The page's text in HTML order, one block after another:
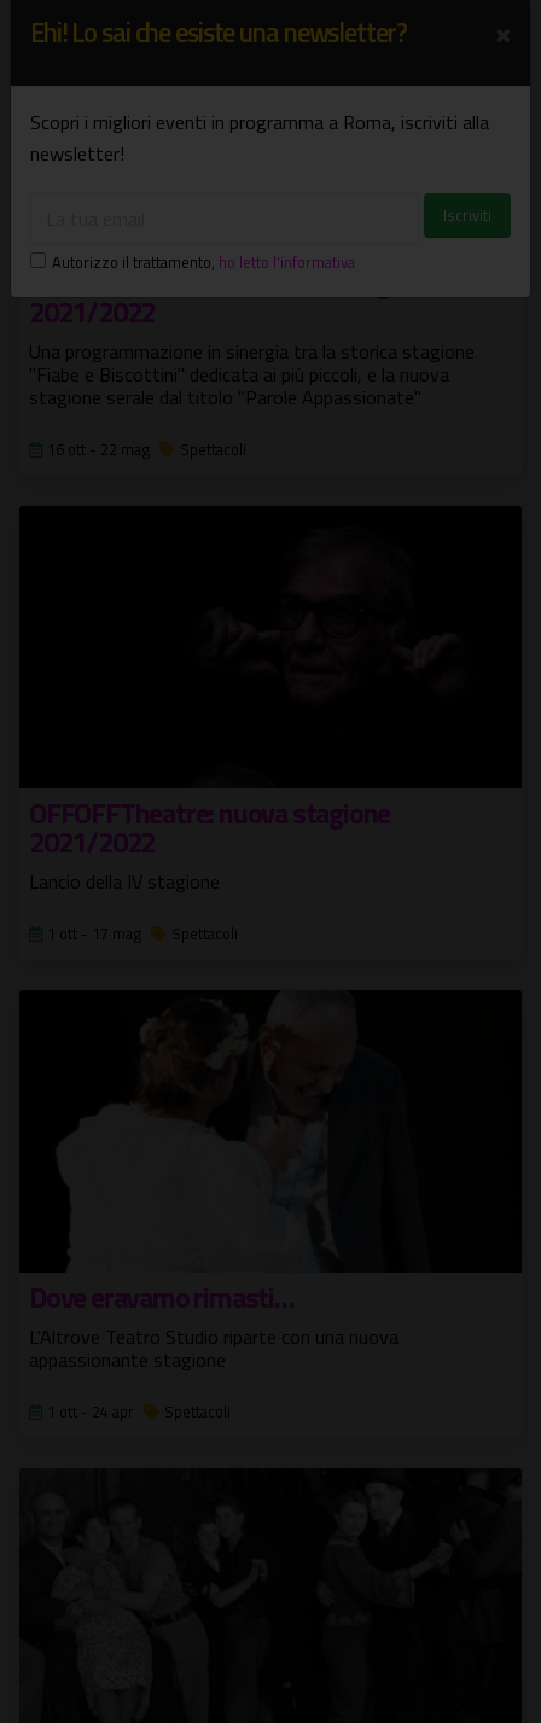
Teatro le Maschere: al via la stagione
2021/2022
Una programmazione in sinergia tra la storica stagione
"Fiabe e Biscottini" dedicata ai più piccoli, e la nuova
stagione serale dal titolo "Parole Appassionate"
16 ott - 22 mag Spettacoli
OFFOFFTheatre: nuova stagione
2021/2022
Lancio della IV stagione
1 ott - 17 mag Spettacoli
Dove eravamo rimasti…
L'Altrove Teatro Studio riparte con una nuova
appassionante stagione
1 ott - 24 apr Spettacoli
Ehi! Lo sai che esiste una newsletter?
Scopri i migliori eventi in programma a Roma, iscriviti alla
newsletter!
Autorizzo il trattamento, ho letto l'informativa